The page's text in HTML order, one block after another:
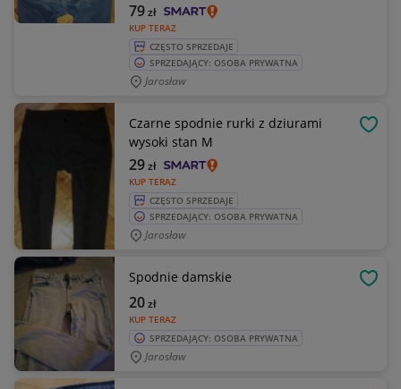
KUP TERAZ
79zł
CZĘSTO SPRZEDAJE
SPRZEDAJĄCY: OSOBA PRYWATNA
Jarosław
Czarne spodnie rurki z dziurami
wysoki stan M
KUP TERAZ
29zł
CZĘSTO SPRZEDAJE
SPRZEDAJĄCY: OSOBA PRYWATNA
Jarosław
Spodnie damskie
KUP TERAZ
20zł
SPRZEDAJĄCY: OSOBA PRYWATNA
Jarosław